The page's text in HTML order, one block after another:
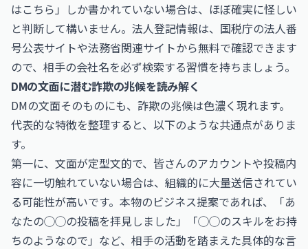
はこちら」しか書かれていない場合は、ほぼ確実に怪しい
と判断して構いません。法人登記情報は、 国税庁の法人番
号公表サイトや法務省関連サイトから無料で確認できます
ので、相手の会社名を必ず検索する習慣を持ちましょう。
DMの文面に潜む詐欺の兆候を読み解く
DMの文面そのものにも、詐欺の兆候は色濃く現れます。
代表的な特徴を整理すると、以下のような共通点がありま
す。
第一に、文面が定型文的で、皆さんのアカウントや投稿内
容に一切触れていない場合は、組織的に大量送信されてい
る可能性が高いです。本物のビジネス提案であれば、「あ
なたの◯◯の投稿を拝見しました」「◯◯のスキルをお持
ちのようなので」など、相手の活動を踏まえた具体的な言